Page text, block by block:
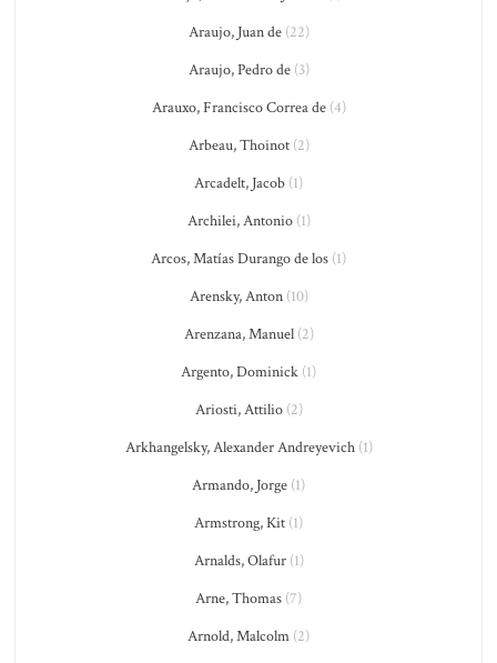
Araujo, Juan de(22)
Araujo, Pedro de(3)
Arauxo, Francisco Correa de(4)
Arbeau, Thoinot(2)
Arcadelt, Jacob (1)
Archilei, Antonio(1)
Arcos, Matías Durango de los (1)
Arensky, Anton(10)
Arenzana, Manuel(2)
Argento, Dominick (1)
Ariosti, Attilio(2)
Arkhangelsky, Alexander Andreyevich(1)
Armando, Jorge (1)
Armstrong, Kit (1)
Arnalds, Olafur(1)
Arne, Thomas (7)
Arnold, Malcolm (2)